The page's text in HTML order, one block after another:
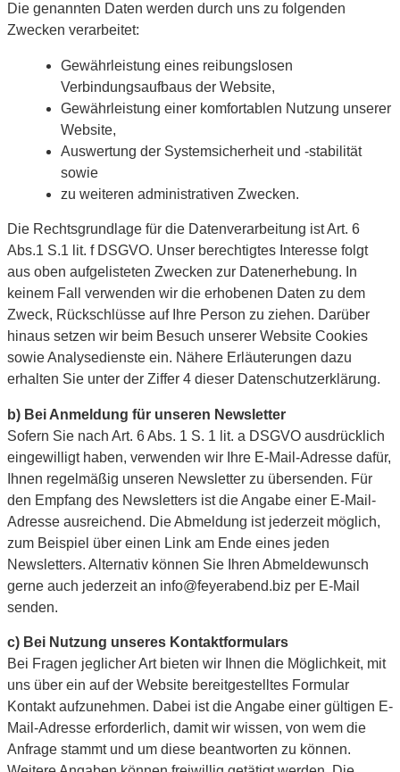
Die genannten Daten werden durch uns zu folgenden
Zwecken verarbeitet:
Gewährleistung eines reibungslosen
Verbindungsaufbaus der Website,
Gewährleistung einer komfortablen Nutzung unserer
Website,
Auswertung der Systemsicherheit und -stabilität
sowie
zu weiteren administrativen Zwecken.
Die Rechtsgrundlage für die Datenverarbeitung ist Art. 6
Abs.1 S.1 lit. f DSGVO. Unser berechtigtes Interesse folgt
aus oben aufgelisteten Zwecken zur Datenerhebung. In
keinem Fall verwenden wir die erhobenen Daten zu dem
Zweck, Rückschlüsse auf Ihre Person zu ziehen. Darüber
hinaus setzen wir beim Besuch unserer Website Cookies
sowie Analysedienste ein. Nähere Erläuterungen dazu
erhalten Sie unter der Ziffer 4 dieser Datenschutzerklärung.
b) Bei Anmeldung für unseren Newsletter
Sofern Sie nach Art. 6 Abs. 1 S. 1 lit. a DSGVO ausdrücklich
eingewilligt haben, verwenden wir Ihre E-Mail-Adresse dafür,
Ihnen regelmäßig unseren Newsletter zu übersenden. Für
den Empfang des Newsletters ist die Angabe einer E-Mail-
Adresse ausreichend. Die Abmeldung ist jederzeit möglich,
zum Beispiel über einen Link am Ende eines jeden
Newsletters. Alternativ können Sie Ihren Abmeldewunsch
gerne auch jederzeit an info@feyerabend.biz per E-Mail
senden.
c) Bei Nutzung unseres Kontaktformulars
Bei Fragen jeglicher Art bieten wir Ihnen die Möglichkeit, mit
uns über ein auf der Website bereitgestelltes Formular
Kontakt aufzunehmen. Dabei ist die Angabe einer gültigen E-
Mail-Adresse erforderlich, damit wir wissen, von wem die
Anfrage stammt und um diese beantworten zu können.